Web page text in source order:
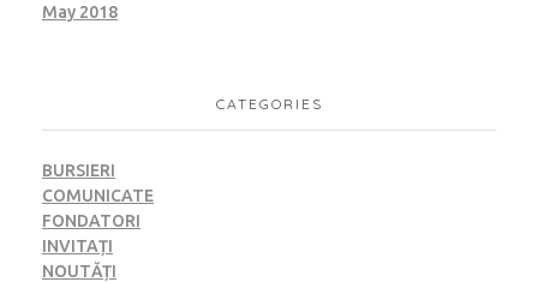
May 2018
CATEGORIES
BURSIERI
COMUNICATE
FONDATORI
INVITAȚI
NOUTĂȚI